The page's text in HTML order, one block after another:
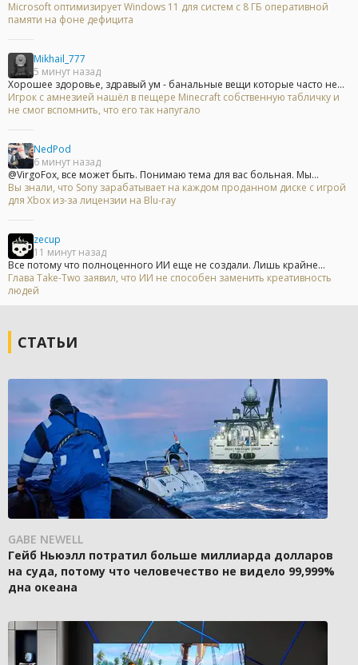
Microsoft оптимизирует Windows 11 для систем с 8 ГБ оперативной
памяти на фоне дефицита
Mikhail_777
5 минут назад
Хорошее здоровье, здравый ум - банальные вещи которые часто не...
Игрок с амнезией нашёл в пещере Minecraft собственную табличку и
не смог вспомнить, что его так напугало
NedPod
6 минут назад
@VirgoFox, все может быть. Понимаю тема для вас больная. Мы...
Вы знали, что Sony зарабатывает на каждом проданном диске с игрой
для Xbox из-за лицензии на Blu-ray
zecup
11 минут назад
Все потому что полноценного ИИ еще не создали. Лишь крайне...
Глава Take-Two заявил, что ИИ не способен заменить креативность
людей
СТАТЬИ
GABE NEWELL
Гейб Ньюэлл потратил больше миллиарда долларов
на суда, потому что человечество не видело 99,999%
дна океана